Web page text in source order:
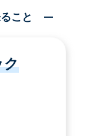
こと
ク